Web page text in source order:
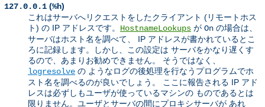
127.0.0.1 (%h)
これはサーバへリクエストをしたクライアント (リモートホス
ト) の IP アドレスです。 HostnameLookups が On の場合は、
サーバはホスト名を調べて、 IP アドレスが書かれているとこ
ろに記録します。しかし、この設定は サーバをかなり遅くす
るので、あまりお勧めできません。 そうではなく、
logresolve の ようなログの後処理を行なうプログラムでホ
スト名を調べるのが良いでしょう。 ここに報告される IP アド
レスは必ずしもユーザが使っているマシンの ものであるとは
限りません。ユーザとサーバの間にプロキシサーバが あれ